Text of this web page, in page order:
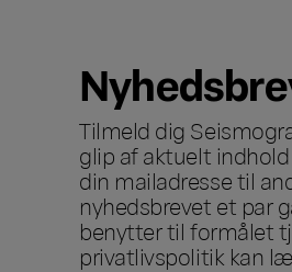
Tilmeld dig
glip af aktuelt
din mailadresse til
nyhedsbrevet et par
benytter til formålet
privatlivspolitik kan